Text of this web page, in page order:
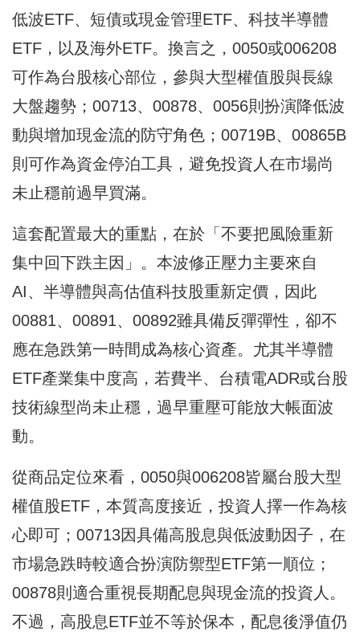
低波ETF、短債或現金管理ETF、科技半導體
ETF，以及海外ETF。換言之，0050或006208
可作為台股核心部位，參與大型權值股與長線
大盤趨勢；00713、00878、0056則扮演降低波
動與增加現金流的防守角色；00719B、00865B
則可作為資金停泊工具，避免投資人在市場尚
未止穩前過早買滿。
這套配置最大的重點，在於「不要把風險重新
集中回下跌主因」。本波修正壓力主要來自
AI、半導體與高估值科技股重新定價，因此
00881、00891、00892雖具備反彈彈性，卻不
應在急跌第一時間成為核心資產。尤其半導體
ETF產業集中度高，若費半、台積電ADR或台股
技術線型尚未止穩，過早重壓可能放大帳面波
動。
從商品定位來看，0050與006208皆屬台股大型
權值股ETF，本質高度接近，投資人擇一作為核
心即可；00713因具備高股息與低波動因子，在
市場急跌時較適合扮演防禦型ETF第一順位；
00878則適合重視長期配息與現金流的投資人。
不過，高股息ETF並不等於保本，配息後淨值仍